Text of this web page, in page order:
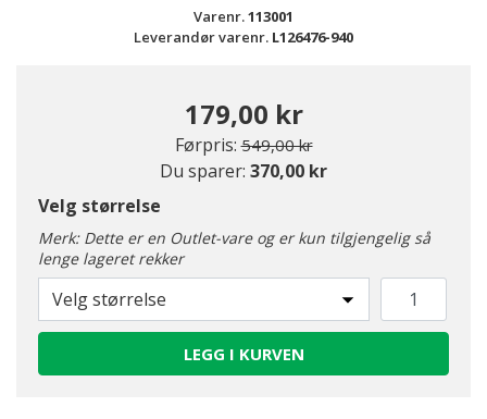
Varenr.113001
Leverandør varenr. L126476-940
179,00 kr
Førpris: Pris redusert fra
549,00 krtil
Du sparer: 370,00 kr
Velg størrelse
Merk: Dette er en Outlet-vare og er kun tilgjengelig så
lenge lageret rekker
Velg størrelse
LEGG I KURVEN